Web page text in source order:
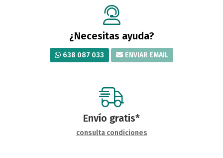
¿Necesitas ayuda?
638 087 033 ENVIAR EMAIL
Envío gratis*
consulta condiciones